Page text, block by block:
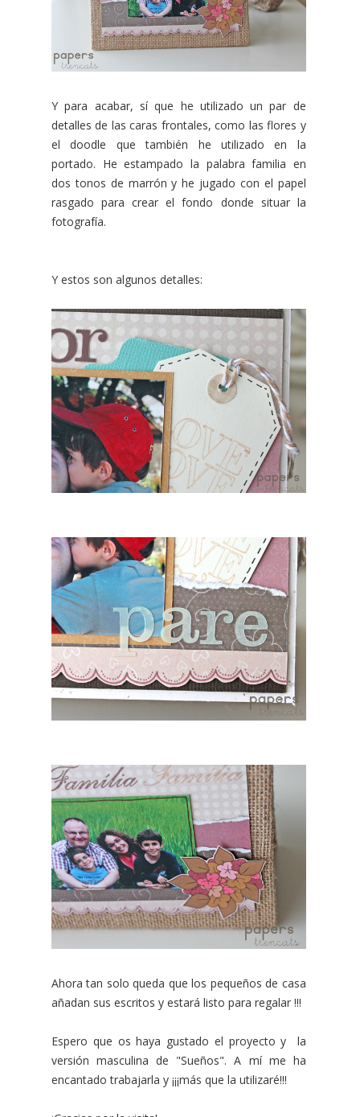
Y para acabar, sí que he utilizado un par de
detalles de las caras frontales, como las flores y
el doodle que también he utilizado en la
portado. He estampado la palabra familia en
dos tonos de marrón y he jugado con el papel
rasgado para crear el fondo donde situar la
fotografía.
Y estos son algunos detalles:
Ahora tan solo queda que los pequeños de casa
añadan sus escritos y estará listo para regalar !!!
Espero que os haya gustado el proyecto y la
versión masculina de "Sueños". A mí me ha
encantado trabajarla y ¡¡¡más que la utilizaré!!!